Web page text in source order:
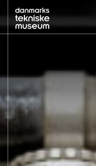
UDSTILLINGER
OM MUSEET
NYT MUSEUM